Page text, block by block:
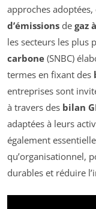
approches
d’émissions de gaz
les secteurs les plus
carbone (SNBC)
termes en fixant des
entreprises sont
à travers des bilan
adaptées à leurs
également
qu’organisationnel,
durables et réduire